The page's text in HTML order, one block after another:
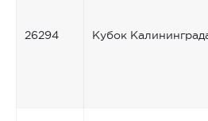
26294 Кубок